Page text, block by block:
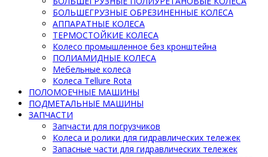
БОЛЬШЕГРУЗНЫЕ ОБРЕЗИНЕННЫЕ КОЛЕСА
АППАРАТНЫЕ КОЛЕСА
ТЕРМОСТОЙКИЕ КОЛЕСА
Колесо промышленное без кронштейна
ПОЛИАМИДНЫЕ КОЛЕСА
Мебельные колеса
Колеса Tellure Rota
ПОЛОМОЕЧНЫЕ МАШИНЫ
ПОДМЕТАЛЬНЫЕ МАШИНЫ
ЗАПЧАСТИ
Запчасти для погрузчиков
Колеса и ролики для гидравлических тележек
Запасные части для гидравлических тележек